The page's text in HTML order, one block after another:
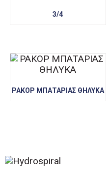
3/4
ΡΑΚΟΡ ΜΠΑΤΑΡΙΑΣ ΘΗΛΥΚΑ